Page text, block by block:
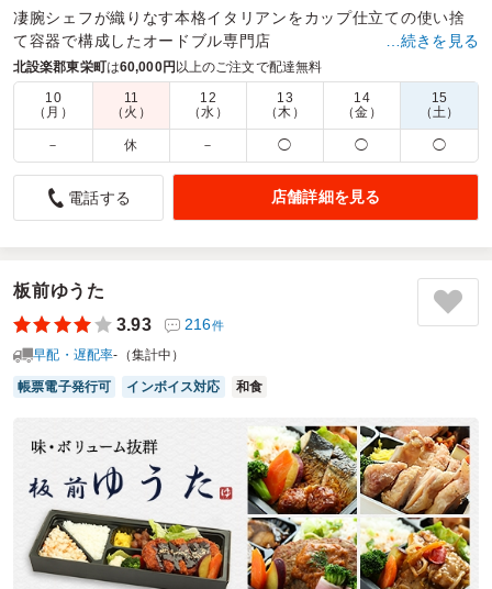
凄腕シェフが織りなす本格イタリアンをカップ仕立ての使い捨
て容器で構成したオードブル専門店
商品数： 16 締切日時： 3日前18:00 価格帯： 864円～2,500円
配達時間：
10:30～22:00
肉肉しくてよかった
5.0 名古屋大学 理学研究科
肉メインの料理を探している中で、本お店の料理を見つけま
にえ、逆に多い！？とびっくりするぐらいでした。ただ、ど
れも本当に美味しく、懇親会終了時には全部なくなってお
り、びっくりしました。
参加者の年齢：
20代～30代男女比：男性多め
シャンティーズの口コミをもっと見る
…続きを見る
北設楽郡東栄町は60,000円 以上のご注文で配達無料
10
（月）
11
（火）
12
（水）
13
（木）
14
（金）
15
（土）
－ 休 － ◯ ◯ ◯
電話する 店舗詳細を見る
板前ゆうた
3.93
216件
早配・遅配率-（集計中）
帳票電子発行可 インボイス対応 和食